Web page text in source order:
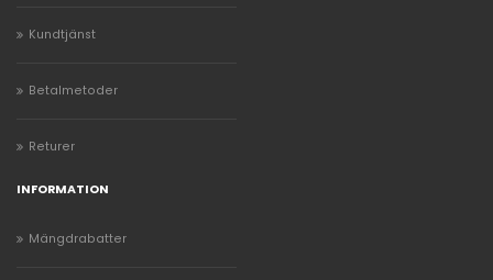
Kundtjänst
Betalmetoder
Returer
INFORMATION
Mängdrabatter